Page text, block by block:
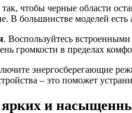
так, чтобы черные области
В большинстве моделей
. Воспользуйтесь
громкости в пределах
энергосберегающие
– это поможет
ярких и